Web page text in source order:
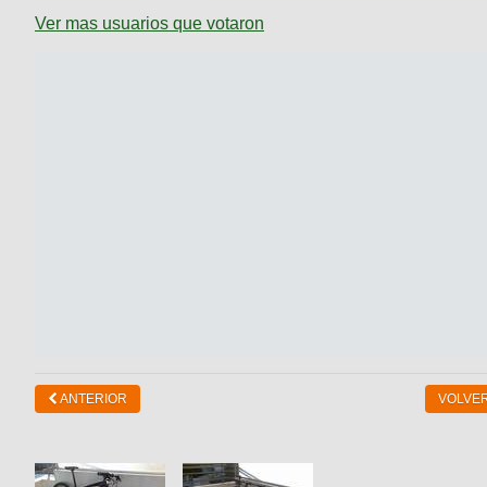
Ver mas usuarios que votaron
ANTERIOR